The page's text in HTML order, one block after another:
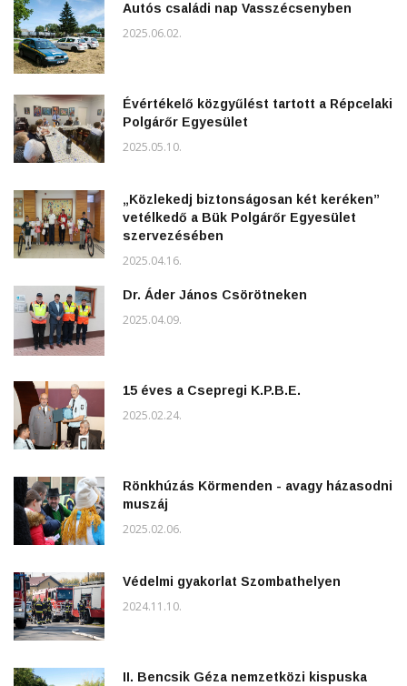
Autós családi nap Vasszécsenyben
2025.06.02.
Évértékelő közgyűlést tartott a Répcelaki
Polgárőr Egyesület
2025.05.10.
„Közlekedj biztonságosan két keréken”
vetélkedő a Bük Polgárőr Egyesület
szervezésében
2025.04.16.
Dr. Áder János Csörötneken
2025.04.09.
15 éves a Csepregi K.P.B.E.
2025.02.24.
Rönkhúzás Körmenden - avagy házasodni
muszáj
2025.02.06.
Védelmi gyakorlat Szombathelyen
2024.11.10.
II. Bencsik Géza nemzetközi kispuska